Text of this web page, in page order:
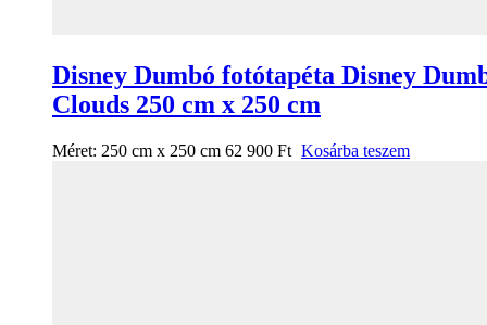
Disney Dumbó fotótapéta Disney
Clouds 250 cm x 250 cm
Méret: 250 cm x 250 cm 62 900 Ft Kosárba teszem